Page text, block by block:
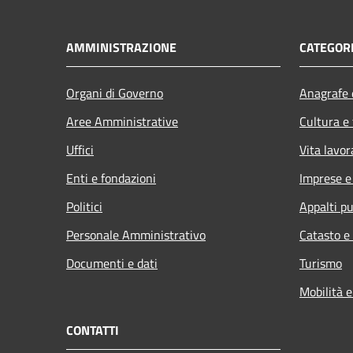
AMMINISTRAZIONE
Organi di Governo
Aree Amministrative
Uffici
Enti e fondazioni
Politici
Personale Amministrativo
Documenti e dati
Cultura
Vita
Imprese
Appalti
Catasto
Turismo
Mobilità
CONTATTI